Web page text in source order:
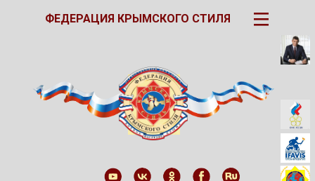
ФЕДЕРАЦИЯ КРЫМСКОГО СТИЛЯ III